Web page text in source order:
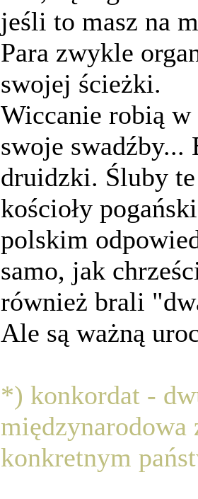
jeśli to masz na
Para zwykle
swojej ścieżki.
Wiccanie robią
swoje swadźby...
druidzki. Śluby
kościoły
polskim
samo, jak
również brali
Ale są ważną
*) konkordat -
międzynarodowa
konkretnym